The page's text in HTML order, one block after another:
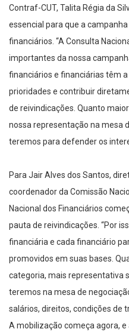
Contraf-CUT, Talita Régia da
essencial para que a
financiários. “A Consulta
importantes da nossa
financiários e financiárias têm
prioridades e contribuir
de reivindicações. Quanto
nossa representação na mesa
teremos para defender os
Para Jair Alves dos Santos,
coordenador da Comissão
Nacional dos Financiários
pauta de reivindicações. “Por
financiária e cada financiário
promovidos em suas bases.
categoria, mais representativa
teremos na mesa de
salários, direitos, condições de
A mobilização começa agora,